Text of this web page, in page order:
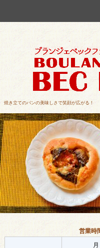
焼き立てのパンの美味しさで笑顔が広がる！
営業時